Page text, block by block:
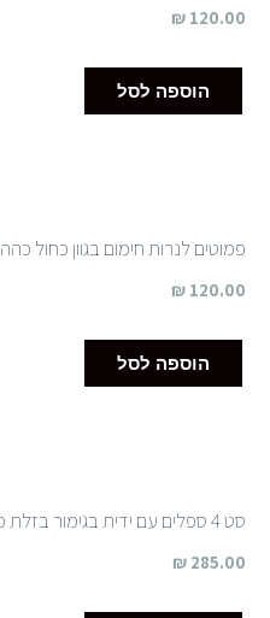
₪ 120.00
הוספה לסל
פמוטים לנרות חימום בגוון כחול כהה
₪ 120.00
הוספה לסל
סט 4 ספלים עם ידית בגימור בזלת מדבר
₪ 285.00